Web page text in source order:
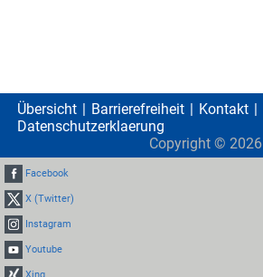
Übersicht Barrierefreiheit Kontakt
Datenschutzerklaerung
Copyright © 2026
Facebook
X (Twitter)
Instagram
Youtube
Xing